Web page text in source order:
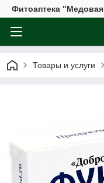
Фитоаптека
Товары и услуги